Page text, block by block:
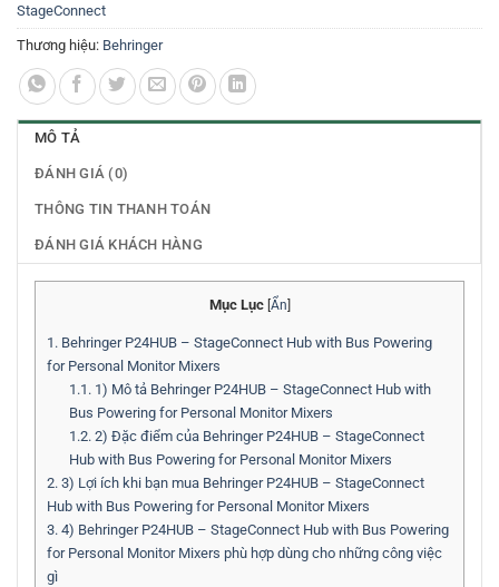
StageConnect
Thương hiệu: Behringer
MÔ TẢ
ĐÁNH GIÁ (0)
THÔNG TIN THANH TOÁN
ĐÁNH GIÁ KHÁCH HÀNG
Mục Lục Ẩn
1. Behringer P24HUB – StageConnect Hub with Bus Powering
for Personal Monitor Mixers
1.1.1) Mô tả Behringer P24HUB – StageConnect Hub with
Bus Powering for Personal Monitor Mixers
1.2.2) Đặc điểm của Behringer P24HUB – StageConnect
Hub with Bus Powering for Personal Monitor Mixers
2. 3) Lợi ích khi bạn mua Behringer P24HUB – StageConnect
Hub with Bus Powering for Personal Monitor Mixers
3. 4) Behringer P24HUB – StageConnect Hub with Bus Powering
for Personal Monitor Mixers phù hợp dùng cho những công việc
gì